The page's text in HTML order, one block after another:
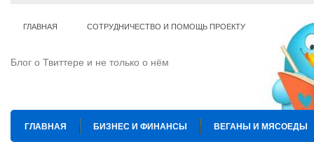
ГЛАВНАЯ СОТРУДНИЧЕСТВО И ПОМОЩЬ ПРОЕКТУ
Блог о Твиттере и не только о нём
ГЛАВНАЯ БИЗНЕС И ФИНАНСЫ ВЕГАНЫ И МЯСОЕДЫ